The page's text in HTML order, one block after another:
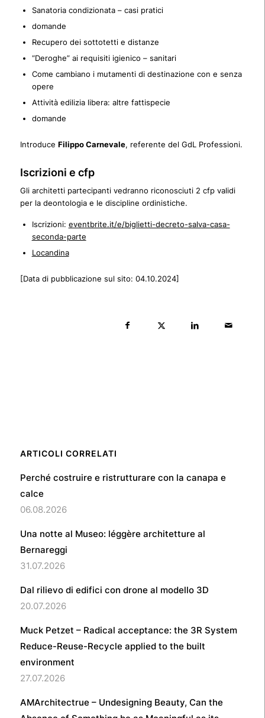
Sanatoria condizionata – casi pratici
domande
Recupero dei sottotetti e distanze
“Deroghe” ai requisiti igienico – sanitari
Come cambiano i mutamenti di destinazione con e senza
opere
Attività edilizia libera: altre fattispecie
domande
Introduce Filippo Carnevale, referente del GdL Professioni.
Iscrizioni e cfp
Gli architetti partecipanti vedranno riconosciuti 2 cfp validi
per la deontologia e le discipline ordinistiche.
Iscrizioni: eventbrite.it/e/biglietti-decreto-salva-casa-
seconda-parte
Locandina
[Data di pubblicazione sul sito: 04.10.2024]
ARTICOLI CORRELATI
Perché costruire e ristrutturare con la canapa e
calce
06.08.2026
Una notte al Museo: léggère architetture al
Bernareggi
31.07.2026
Dal rilievo di edifici con drone al modello 3D
20.07.2026
Muck Petzet – Radical acceptance: the 3R System
Reduce-Reuse-Recycle applied to the built
environment
27.07.2026
AMArchitectrue – Undesigning Beauty, Can the